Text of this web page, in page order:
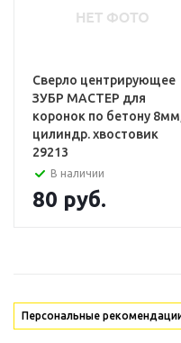
Сверло центрирующее
ЗУБР МАСТЕР для
коронок по бетону
цилиндр. хвостовик
29213
В наличии
80 руб.
Персональные